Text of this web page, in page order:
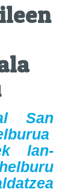
San
lan-